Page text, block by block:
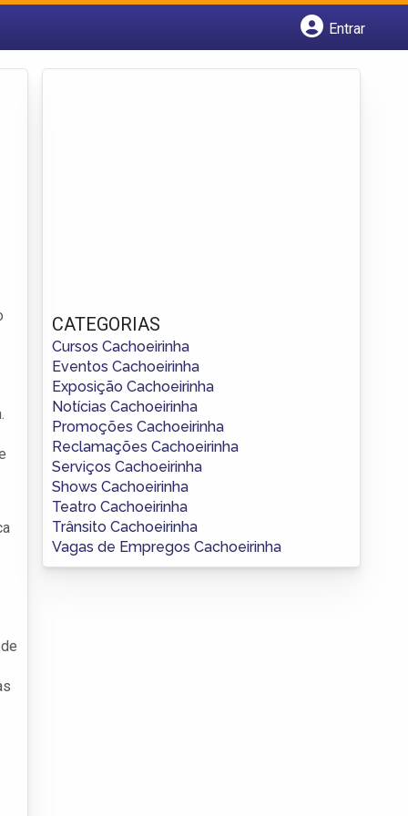
Entrar
CATEGORIAS
Cursos Cachoeirinha
Eventos Cachoeirinha
Exposição Cachoeirinha
Notícias Cachoeirinha
Promoções Cachoeirinha
Reclamações Cachoeirinha
Serviços Cachoeirinha
Shows Cachoeirinha
Teatro Cachoeirinha
Trânsito Cachoeirinha
Vagas de Empregos Cachoeirinha